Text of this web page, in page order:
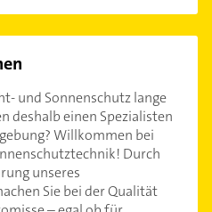
und Sonnenschutz lange
deshalb einen Spezialisten
Willkommen bei
Durch
unseres
Sie bei der Qualität